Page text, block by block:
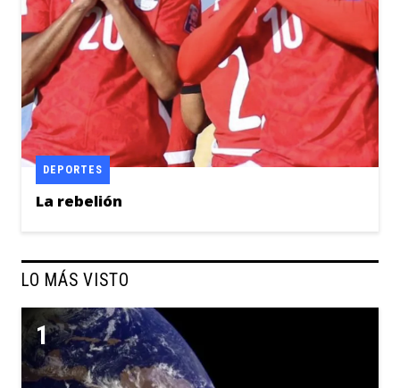
La rebelión
DEPORTES
LO MÁS VISTO